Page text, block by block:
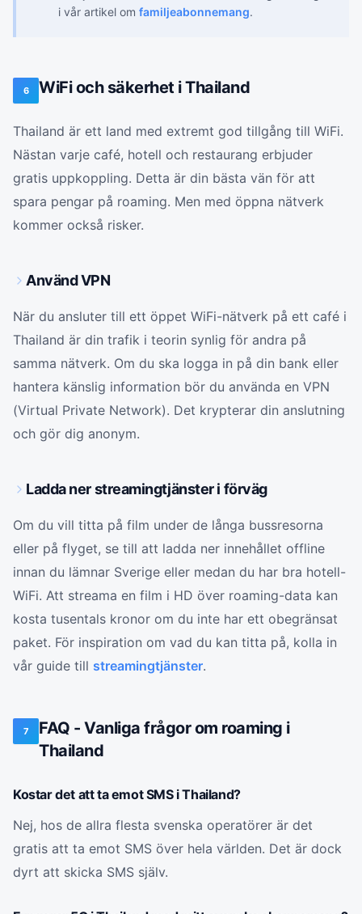
i vår artikel om familjeabonnemang.
6 WiFi och säkerhet i Thailand
Thailand är ett land med extremt god tillgång till WiFi.
Nästan varje café, hotell och restaurang erbjuder
gratis uppkoppling. Detta är din bästa vän för att
spara pengar på roaming. Men med öppna nätverk
kommer också risker.
Använd VPN
När du ansluter till ett öppet WiFi-nätverk på ett café i
Thailand är din trafik i teorin synlig för andra på
samma nätverk. Om du ska logga in på din bank eller
hantera känslig information bör du använda en VPN
(Virtual Private Network). Det krypterar din anslutning
och gör dig anonym.
Ladda ner streamingtjänster i förväg
Om du vill titta på film under de långa bussresorna
eller på flyget, se till att ladda ner innehållet offline
innan du lämnar Sverige eller medan du har bra hotell-
WiFi. Att streama en film i HD över roaming-data kan
kosta tusentals kronor om du inte har ett obegränsat
paket. För inspiration om vad du kan titta på, kolla in
vår guide till streamingtjänster.
7
FAQ - Vanliga frågor om roaming i
Thailand
Kostar det att ta emot SMS i Thailand?
Nej, hos de allra flesta svenska operatörer är det
gratis att ta emot SMS över hela världen. Det är dock
dyrt att skicka SMS själv.